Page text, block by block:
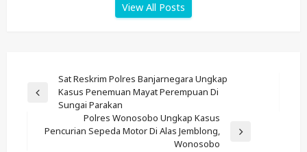
View All Posts
Navigation
Previous
Sat Reskrim Polres Banjarnegara Ungkap
Kasus Penemuan Mayat Perempuan Di
Sungai Parakan
Next
Polres Wonosobo Ungkap Kasus
Pencurian Sepeda Motor Di Alas Jemblong,
Wonosobo